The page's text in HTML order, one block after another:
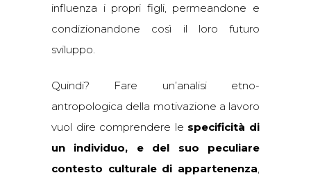
influenza i propri figli, permeandone e
condizionandone così il loro futuro
sviluppo.
Quindi? Fare un’analisi etno-
antropologica della motivazione a lavoro
vuol dire comprendere le specificità di
un individuo, e del suo peculiare
contesto culturale di appartenenza,